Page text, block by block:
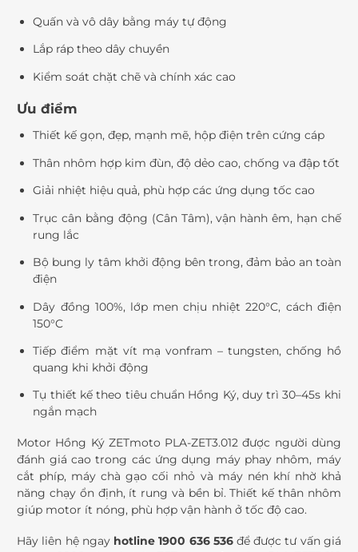
Quấn và vô dây bằng máy tự động
Lắp ráp theo dây chuyền
Kiểm soát chặt chẽ và chính xác cao
Ưu điểm
Thiết kế gọn, đẹp, mạnh mẽ, hộp điện trên cứng cáp
Thân nhôm hợp kim đùn, độ dẻo cao, chống va đập tốt
Giải nhiệt hiệu quả, phù hợp các ứng dụng tốc cao
Trục cân bằng động (Cân Tâm), vận hành êm, hạn chế
rung lắc
Bộ bung ly tâm khởi động bên trong, đảm bảo an toàn
điện
Dây đồng 100%, lớp men chịu nhiệt 220°C, cách điện
150°C
Tiếp điểm mặt vít mạ vonfram – tungsten, chống hồ
quang khi khởi động
Tụ thiết kế theo tiêu chuẩn Hồng Ký, duy trì 30–45s khi
ngắn mạch
Motor Hồng Ký ZETmoto PLA-ZET3.012 được người dùng
đánh giá cao trong các ứng dụng máy phay nhôm, máy
cắt phíp, máy chà gạo cối nhỏ và máy nén khí nhờ khả
năng chạy ổn định, ít rung và bền bỉ. Thiết kế thân nhôm
giúp motor ít nóng, phù hợp vận hành ở tốc độ cao.
Hãy liên hệ ngay hotline 1900 636 536 để được tư vấn giá